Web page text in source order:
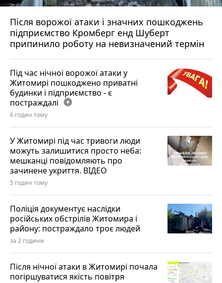
Після ворожої атаки і значних пошкоджень
підприємство Кромберг енд Шуберт
припинило роботу на невизначений термін
Під час нічної ворожої атаки у
Житомирі пошкоджено приватні
будинки і підприємство - є
постраждалі play_circle_filled
6 годин тому
У Житомирі під час тривоги люди
можуть залишитися просто неба:
мешканці повідомляють про
зачинене укриття. ВІДЕО
5 годин тому
Поліція документує наслідки
російських обстрілів Житомира і
району: постраждало троє людей
за 2 години
Після нічної атаки в Житомирі почала
погіршуватися якість повітря